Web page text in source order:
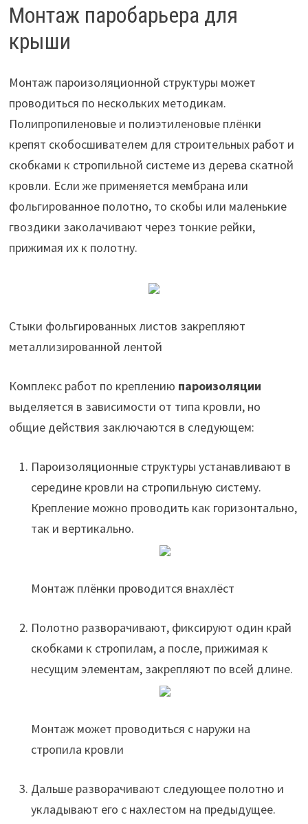
Монтаж паробарьера для
крыши
Монтаж пароизоляционной структуры может
проводиться по нескольких методикам.
Полипропиленовые и полиэтиленовые плёнки
крепят скобосшивателем для строительных работ и
скобками к стропильной системе из дерева скатной
кровли. Если же применяется мембрана или
фольгированное полотно, то скобы или маленькие
гвоздики заколачивают через тонкие рейки,
прижимая их к полотну.
Стыки фольгированных листов закрепляют
металлизированной лентой
Комплекс работ по креплению пароизоляции
выделяется в зависимости от типа кровли, но
общие действия заключаются в следующем:
Пароизоляционные структуры устанавливают в
середине кровли на стропильную систему.
Крепление можно проводить как горизонтально,
так и вертикально.
Монтаж плёнки проводится внахлёст
Полотно разворачивают, фиксируют один край
скобками к стропилам, а после, прижимая к
несущим элементам, закрепляют по всей длине.
Монтаж может проводиться с наружи на
стропила кровли
Дальше разворачивают следующее полотно и
укладывают его с нахлестом на предыдущее.